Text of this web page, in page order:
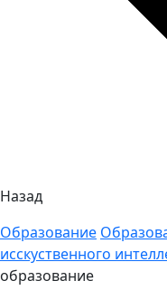
Назад
Образование
исскуственного
образование